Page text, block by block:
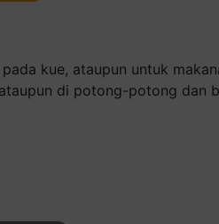
kue, ataupun untuk
di potong-potong dan